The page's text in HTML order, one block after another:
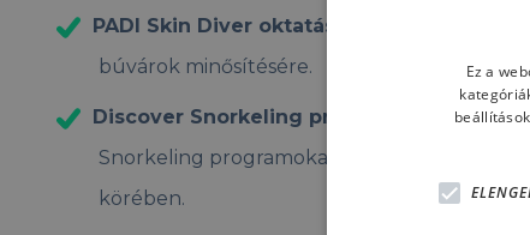
PADI Skin Diver oktatás:
Képessé válsz a
búvárok minősítésére.
Discover Snorkeling programok:
Snorkeling programokat, amely népszerű
körében.
Ez a